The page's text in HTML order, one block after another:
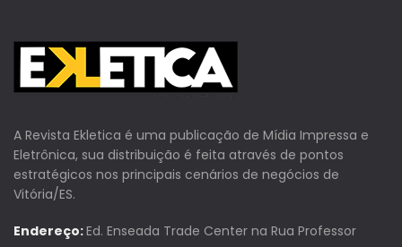
A Revista Ekletica é uma publicação de Mídia Impressa e
Eletrônica, sua distribuição é feita através de pontos
estratégicos nos principais cenários de negócios de
Vitória/ES.
Endereço:Ed. Enseada Trade Center na Rua Professor